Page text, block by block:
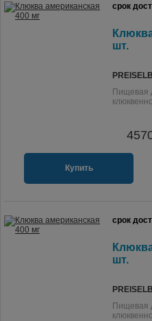
срок
шт.
Пищевая
Купить
срок
шт.
Пищевая